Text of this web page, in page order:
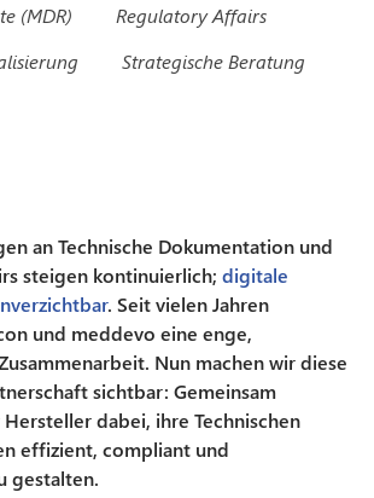
(MDR)
Regulatory Affairs
Strategische Beratung
an Technische Dokumentation und
steigen kontinuierlich; digitale
. Seit vielen Jahren
und meddevo eine enge,
Nun machen wir diese
sichtbar: Gemeinsam
dabei, ihre Technischen
effizient, compliant und
gestalten.